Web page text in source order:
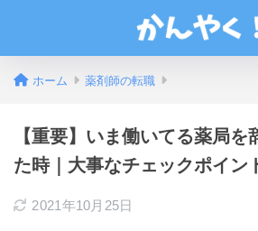
ホーム 薬剤師の転職
【重要】いま働いてる薬局を
た時｜大事なチェックポイン
2021年10月25日